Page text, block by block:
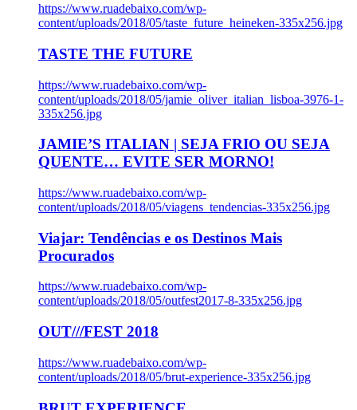
https://www.ruadebaixo.com/wp-
content/uploads/2018/05/taste_future_heineken-335x256.jpg
TASTE THE FUTURE
https://www.ruadebaixo.com/wp-
content/uploads/2018/05/jamie_oliver_italian_lisboa-3976-1-
335x256.jpg
JAMIE’S ITALIAN | SEJA FRIO OU SEJA
QUENTE… EVITE SER MORNO!
https://www.ruadebaixo.com/wp-
content/uploads/2018/05/viagens_tendencias-335x256.jpg
Viajar: Tendências e os Destinos Mais
Procurados
https://www.ruadebaixo.com/wp-
content/uploads/2018/05/outfest2017-8-335x256.jpg
OUT///FEST 2018
https://www.ruadebaixo.com/wp-
content/uploads/2018/05/brut-experience-335x256.jpg